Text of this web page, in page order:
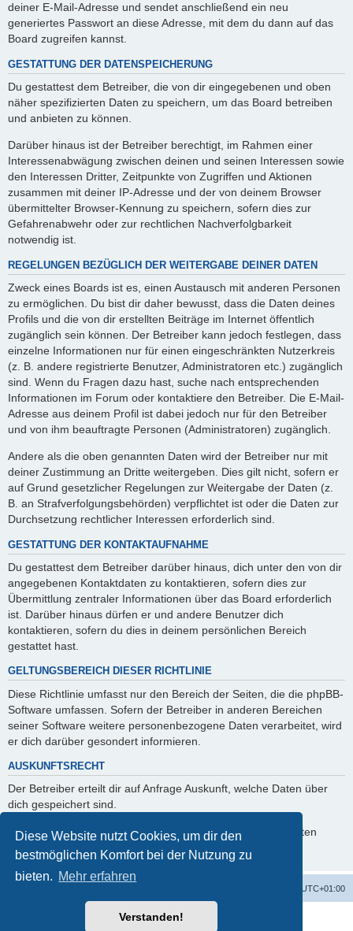
Diese Website nutzt Cookies, um dir den
bestmöglichen Komfort bei der Nutzung zu
bieten. Mehr erfahren
Verstanden!
d
e
o
deiner E-Mail-Adresse und sendet anschließend ein neu
generiertes Passwort an diese Adresse, mit dem du dann auf das
Board zugreifen kannst.
GESTATTUNG DER DATENSPEICHERUNG
Du gestattest dem Betreiber, die von dir eingegebenen und oben
näher spezifizierten Daten zu speichern, um das Board betreiben
und anbieten zu können.
Darüber hinaus ist der Betreiber berechtigt, im Rahmen einer
Interessenabwägung zwischen deinen und seinen Interessen sowie
den Interessen Dritter, Zeitpunkte von Zugriffen und Aktionen
zusammen mit deiner IP-Adresse und der von deinem Browser
übermittelter Browser-Kennung zu speichern, sofern dies zur
Gefahrenabwehr oder zur rechtlichen Nachverfolgbarkeit
notwendig ist.
REGELUNGEN BEZÜGLICH DER WEITERGABE DEINER DATEN
Zweck eines Boards ist es, einen Austausch mit anderen Personen
zu ermöglichen. Du bist dir daher bewusst, dass die Daten deines
Profils und die von dir erstellten Beiträge im Internet öffentlich
zugänglich sein können. Der Betreiber kann jedoch festlegen, dass
einzelne Informationen nur für einen eingeschränkten Nutzerkreis
(z. B. andere registrierte Benutzer, Administratoren etc.) zugänglich
sind. Wenn du Fragen dazu hast, suche nach entsprechenden
Informationen im Forum oder kontaktiere den Betreiber. Die E-Mail-
Adresse aus deinem Profil ist dabei jedoch nur für den Betreiber
und von ihm beauftragte Personen (Administratoren) zugänglich.
Andere als die oben genannten Daten wird der Betreiber nur mit
deiner Zustimmung an Dritte weitergeben. Dies gilt nicht, sofern er
auf Grund gesetzlicher Regelungen zur Weitergabe der Daten (z.
B. an Strafverfolgungsbehörden) verpflichtet ist oder die Daten zur
Durchsetzung rechtlicher Interessen erforderlich sind.
GESTATTUNG DER KONTAKTAUFNAHME
Du gestattest dem Betreiber darüber hinaus, dich unter den von dir
angegebenen Kontaktdaten zu kontaktieren, sofern dies zur
Übermittlung zentraler Informationen über das Board erforderlich
ist. Darüber hinaus dürfen er und andere Benutzer dich
kontaktieren, sofern du dies in deinem persönlichen Bereich
gestattet hast.
GELTUNGSBEREICH DIESER RICHTLINIE
Diese Richtlinie umfasst nur den Bereich der Seiten, die die phpBB-
Software umfassen. Sofern der Betreiber in anderen Bereichen
seiner Software weitere personenbezogene Daten verarbeitet, wird
er dich darüber gesondert informieren.
AUSKUNFTSRECHT
Der Betreiber erteilt dir auf Anfrage Auskunft, welche Daten über
dich gespeichert sind.
Du kannst jederzeit die Löschung bzw. Sperrung deiner Daten
verlangen. Kontaktiere hierzu bitte den Betreiber.
UTC+01:00
Powered byphpBB® Forum Software © phpBB Limited